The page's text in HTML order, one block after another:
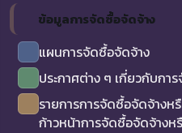
ข้อมูลการจัดซื้อจัดจ้าง
แผนการจัดซื้อจัดจ้าง
ประกาศต่าง ๆ เกี่ยวกับก
รายการการจัดซื้อจัดจ้าง
ก้าวหน้าการจัดซื้อจัดจ้าง